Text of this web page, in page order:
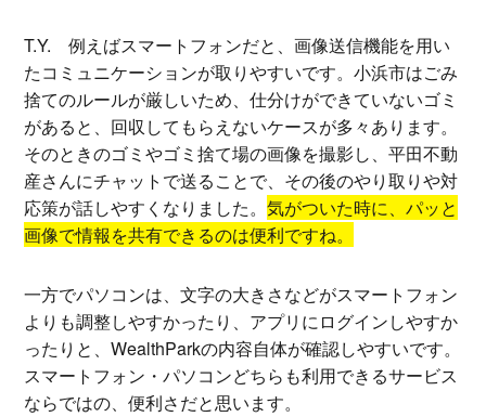
T.Y. 例えばスマートフォンだと、画像送信機能を用い
たコミュニケーションが取りやすいです。小浜市はごみ
捨てのルールが厳しいため、仕分けができていないゴミ
があると、回収してもらえないケースが多々あります。
そのときのゴミやゴミ捨て場の画像を撮影し、平田不動
産さんにチャットで送ることで、その後のやり取りや対
応策が話しやすくなりました。気がついた時に、パッと
画像で情報を共有できるのは便利ですね。
一方でパソコンは、文字の大きさなどがスマートフォン
よりも調整しやすかったり、アプリにログインしやすか
ったりと、WealthParkの内容自体が確認しやすいです。
スマートフォン・パソコンどちらも利用できるサービス
ならではの、便利さだと思います。